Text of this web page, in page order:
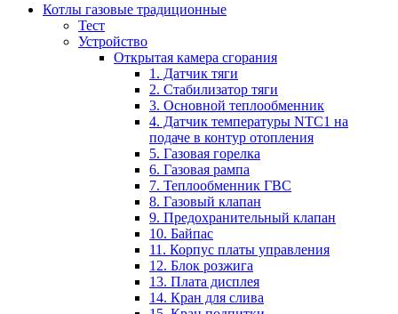
Котлы газовые традиционные
Тест
Устройство
Открытая камера сгорания
1. Датчик тяги
2. Стабилизатор тяги
3. Основной теплообменник
4. Датчик температуры NTC1 на
подаче в контур отопления
5. Газовая горелка
6. Газовая рампа
7. Теплообменник ГВС
8. Газовый клапан
9. Предохранительный клапан
10. Байпас
11. Корпус платы управления
12. Блок розжига
13. Плата дисплея
14. Кран для слива